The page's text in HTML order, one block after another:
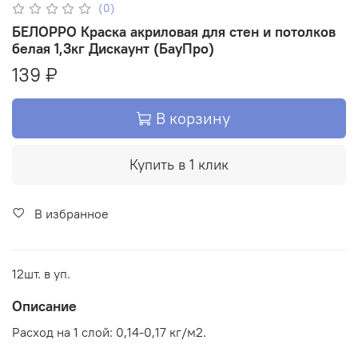
(0)
БЕЛОРРО Краска акриловая для стен и потолков
белая 1,3кг Дискаунт (БауПро)
139 ₽
В корзину
Купить в 1 клик
В избранное
12шт. в уп.
Описание
Расход на 1 слой: 0,14-0,17 кг/м2.